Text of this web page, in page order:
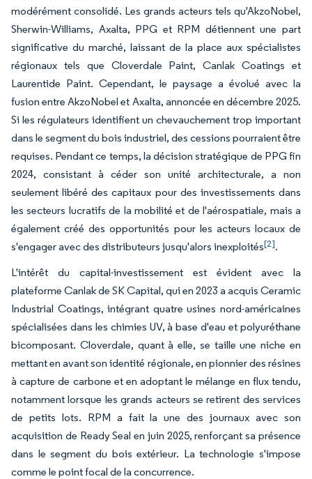
modérément consolidé. Les grands acteurs tels qu'AkzoNobel,
Sherwin-Williams, Axalta, PPG et RPM détiennent une part
significative du marché, laissant de la place aux spécialistes
régionaux tels que Cloverdale Paint, Canlak Coatings et
Laurentide Paint. Cependant, le paysage a évolué avec la
fusion entre AkzoNobel et Axalta, annoncée en décembre 2025.
Si les régulateurs identifient un chevauchement trop important
dans le segment du bois industriel, des cessions pourraient être
requises. Pendant ce temps, la décision stratégique de PPG fin
2024, consistant à céder son unité architecturale, a non
seulement libéré des capitaux pour des investissements dans
les secteurs lucratifs de la mobilité et de l'aérospatiale, mais a
également créé des opportunités pour les acteurs locaux de
s'engager avec des distributeurs jusqu'alors inexploités[2].
L'intérêt du capital-investissement est évident avec la
plateforme Canlak de SK Capital, qui en 2023 a acquis Ceramic
Industrial Coatings, intégrant quatre usines nord-américaines
spécialisées dans les chimies UV, à base d'eau et polyuréthane
bicomposant. Cloverdale, quant à elle, se taille une niche en
mettant en avant son identité régionale, en pionnier des résines
à capture de carbone et en adoptant le mélange en flux tendu,
notamment lorsque les grands acteurs se retirent des services
de petits lots. RPM a fait la une des journaux avec son
acquisition de Ready Seal en juin 2025, renforçant sa présence
dans le segment du bois extérieur. La technologie s'impose
comme le point focal de la concurrence.